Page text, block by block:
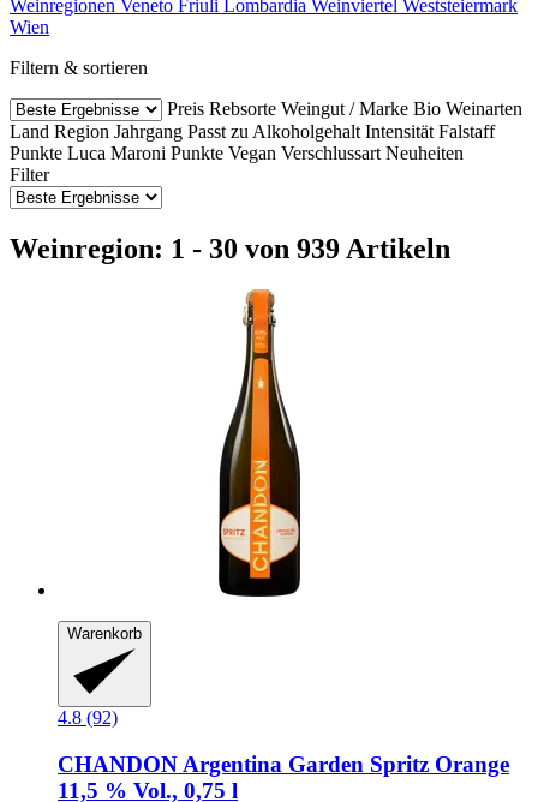
Weinregionen Veneto Friuli Lombardia Weinviertel Weststeiermark
Wien
Filtern & sortieren
Preis Rebsorte Weingut / Marke Bio Weinarten
Land Region Jahrgang Passt zu Alkoholgehalt Intensität Falstaff
Punkte Luca Maroni Punkte Vegan Verschlussart Neuheiten
Filter
Weinregion: 1 - 30 von 939 Artikeln
Warenkorb
4.8 (92)
CHANDON Argentina Garden Spritz Orange
11,5 % Vol., 0,75 l